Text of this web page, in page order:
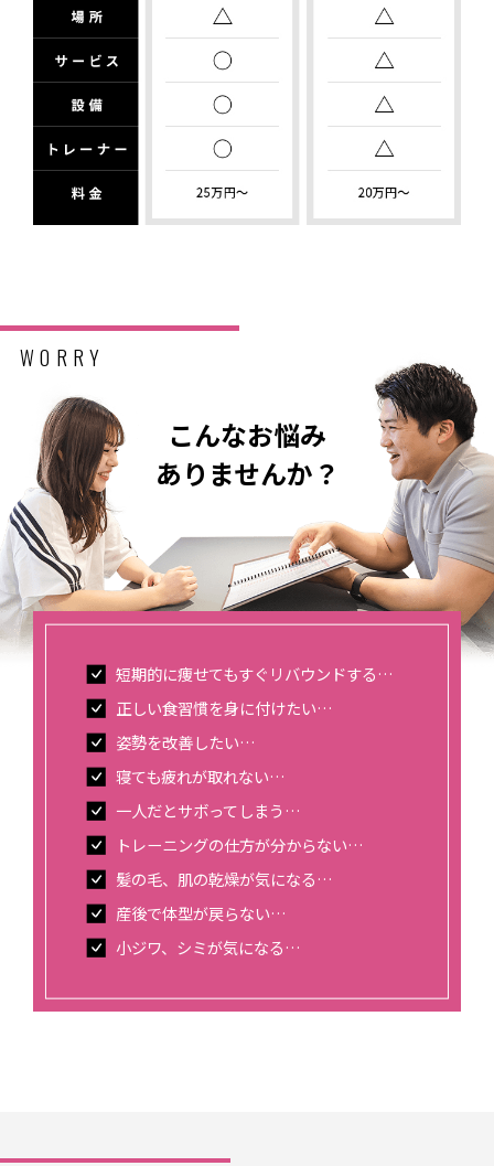
WORRY
こんなお悩み
ありませんか？
短期的に痩せてもすぐリバウンドする…
寝ても疲れが取れない…
髪の毛、肌の乾燥が気になる…
正しい食習慣を身に付けたい…
一人だとサボってしまう…
産後で体型が戻らない…
姿勢を改善したい…
トレーニングの仕方が分からない…
小ジワ、シミが気になる…